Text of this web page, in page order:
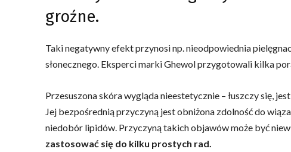
groźne.
Taki negatywny efekt przynosi np. nieodpowiednia
słonecznego. Eksperci marki Ghewol przygotowali kilka
Przesuszona skóra wygląda nieestetycznie – łuszczy się,
Jej bezpośrednią przyczyną jest obniżona zdolność do
niedobór lipidów. Przyczyną takich objawów może być
zastosować się do kilku prostych rad.